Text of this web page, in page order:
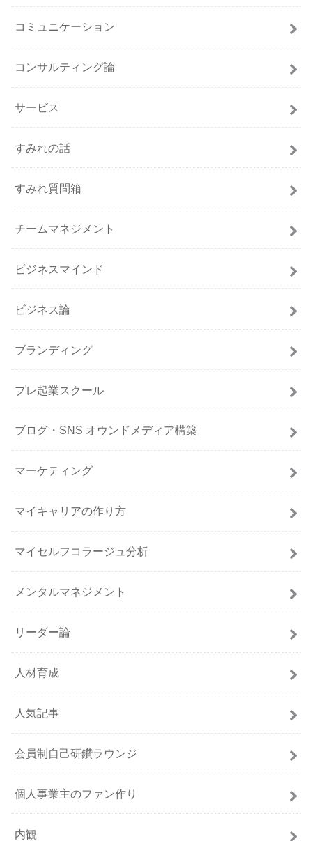
コミュニケーション
コンサルティング論
サービス
すみれの話
すみれ質問箱
チームマネジメント
ビジネスマインド
ビジネス論
ブランディング
プレ起業スクール
ブログ・SNS オウンドメディア構築
マーケティング
マイキャリアの作り方
マイセルフコラージュ分析
メンタルマネジメント
リーダー論
人材育成
人気記事
会員制自己研鑽ラウンジ
個人事業主のファン作り
内観